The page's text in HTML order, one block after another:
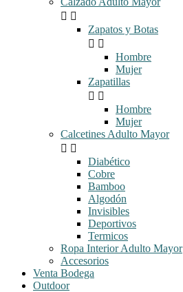
 
Zapatos y Botas
 
Hombre
Mujer
Zapatillas
 
Hombre
Mujer
Calcetines Adulto Mayor
 
Diabético
Cobre
Bamboo
Algodón
Invisibles
Deportivos
Termicos
Ropa Interior Adulto Mayor
Accesorios
Venta Bodega
Outdoor